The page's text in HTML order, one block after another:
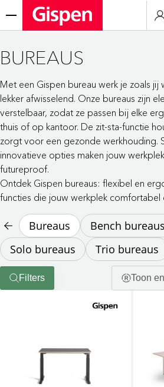
BUREAUS
Met een Gispen bureau werk je zoals jij
lekker afwisselend. Onze bureaus zijn
verstelbaar, zodat ze passen bij elke
thuis of op kantoor. De zit-sta-functie
zorgt voor een gezonde werkhouding.
innovatieve opties maken jouw
futureproof.
Ontdek Gispen bureaus: flexibel en
functies die jouw werkplek comfortabel
Bureaus Bench bureaus
Solo bureaus
Trio bureaus
Filters Toon